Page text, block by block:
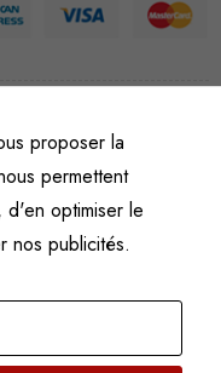
réservés.
de vente et d’utilisation
proposer la
permettent
optimiser le
nos publicités.
que
la
du
Web, en
de